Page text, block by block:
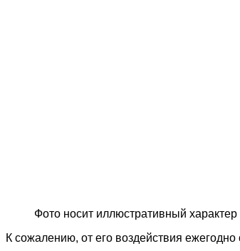
Фото носит иллюстративный характер
К сожалению, от его воздействия